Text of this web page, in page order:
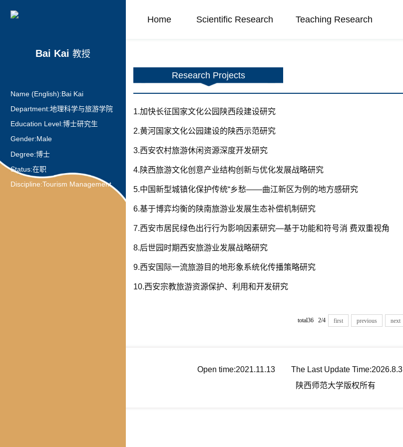
Home Scientific Research Teaching Research
Bai Kai 教授
Name (English):Bai Kai
Department:地理科学与旅游学院
Education Level:博士研究生
Gender:Male
Degree:博士
Status:在职
Discipline:Tourism Management
Research Projects
1.加快长征国家文化公园陕西段建设研究
2.黄河国家文化公园建设的陕西示范研究
3.西安农村旅游休闲资源深度开发研究
4.陕西旅游文化创意产业结构创新与优化发展战略研究
5.中国新型城镇化保护传统“乡愁——曲江新区为例的地方感研究
6.基于博弈均衡的陕南旅游业发展生态补偿机制研究
7.西安市居民绿色出行行为影响因素研究—基于功能和符号消 费双重视角
8.后世园时期西安旅游业发展战略研究
9.西安国际一流旅游目的地形象系统化传播策略研究
10.西安宗教旅游资源保护、利用和开发研究
total36 2/4 first previous next
Open time:2021.11.13 The Last Update Time:2026.8.3
陕西师范大学版权所有